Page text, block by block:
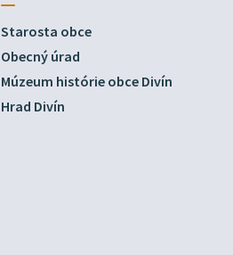
Starosta obce
Obecný úrad
Múzeum histórie obce Divín
Hrad Divín